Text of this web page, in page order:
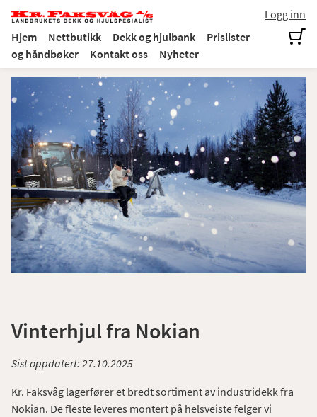
Hjem Nettbutikk Dekk og hjulbank
Prislister
og håndbøker
Kontakt oss Nyheter
Logg inn
Vinterhjul fra Nokian
Sist oppdatert: 27.10.2025
Kr. Faksvåg lagerfører et bredt sortiment av industridekk fra
Nokian. De fleste leveres montert på helsveiste felger vi